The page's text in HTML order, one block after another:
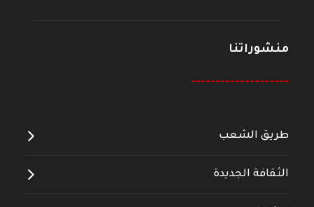
منشوراتنا
--------------------
طريق الشعب
الثقافة الجديدة